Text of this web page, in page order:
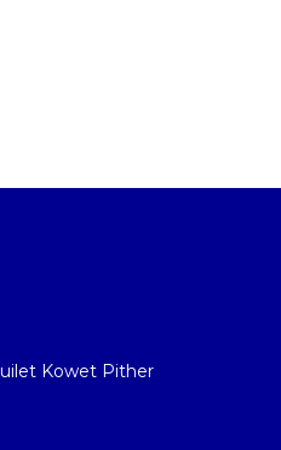
Kowet Pither​